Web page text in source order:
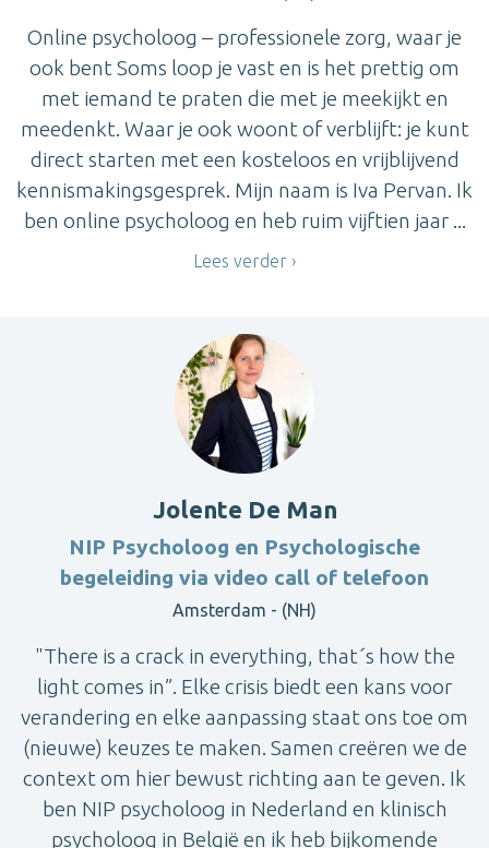
Online psycholoog – professionele zorg, waar je
ook bent Soms loop je vast en is het prettig om
met iemand te praten die met je meekijkt en
meedenkt. Waar je ook woont of verblijft: je kunt
direct starten met een kosteloos en vrijblijvend
kennismakingsgesprek. Mijn naam is Iva Pervan. Ik
ben online psycholoog en heb ruim vijftien jaar ...
Lees verder
Jolente De Man
NIP Psycholoog en Psychologische
begeleiding via video call of telefoon
Amsterdam - (NH)
"There is a crack in everything, that´s how the
light comes in”. Elke crisis biedt een kans voor
verandering en elke aanpassing staat ons toe om
(nieuwe) keuzes te maken. Samen creëren we de
context om hier bewust richting aan te geven. Ik
ben NIP psycholoog in Nederland en klinisch
psycholoog in België en ik heb bijkomende